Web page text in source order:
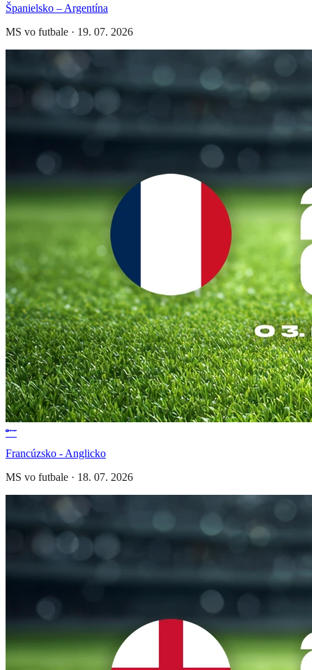
Španielsko – Argentína
MS vo futbale · 19. 07. 2026
Francúzsko - Anglicko
MS vo futbale · 18. 07. 2026